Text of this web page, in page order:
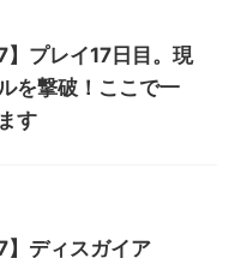
】プレイ17日目。現
を撃破！ここで一
す
】ディスガイア